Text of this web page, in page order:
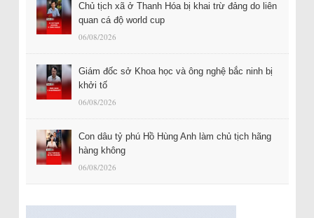
Chủ tịch xã ở Thanh Hóa bị khai trừ đảng do liên
quan cá độ world cup
06/08/2026
Giám đốc sở Khoa học và ông nghệ bắc ninh bị
khởi tố
06/08/2026
Con dâu tỷ phú Hồ Hùng Anh làm chủ tịch hãng
hàng không
06/08/2026